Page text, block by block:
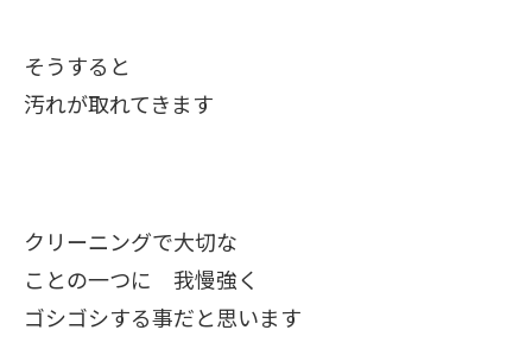
そうすると
汚れが取れてきます
クリーニングで大切な
ことの一つに 我慢強く
ゴシゴシする事だと思います